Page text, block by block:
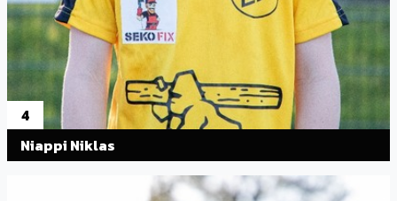
4
Niappi Niklas